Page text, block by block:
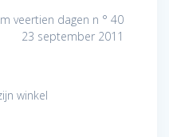
veertien dagen n ° 40
23 september 2011
winkel